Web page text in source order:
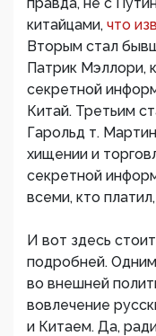
китайцами, что
Вторым стал
Патрик Мэллори,
секретной
Китай. Третьим
Гарольд т.
хищении и
секретной
всеми, кто
И вот здесь
подробней.
во внешней
вовлечение
и Китаем. Да,